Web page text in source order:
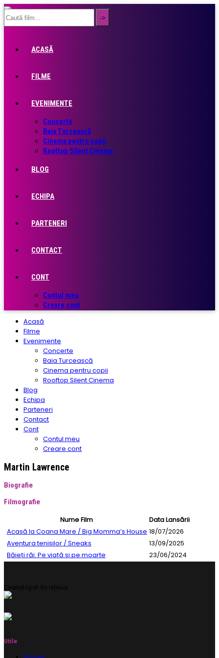
ACASĂ
FILME
EVENIMENTE
Concerte
Baia Turcească
Cinema pentru copii
Rooftop Silent Cinema
BLOG
ECHIPA
PARTENERI
CONTACT
CONT
Contul meu
Creare cont
Acasă
Filme
Evenimente
Concerte
Baia Turcească
Cinema pentru copii
Rooftop Silent Cinema
Blog
Echipa
Parteneri
Contact
Cont
Contul meu
Creare cont
Martin Lawrence
Biografie
Filmografie
Nume Film
Data Lansării
Acasă la Coana Mare / Big Momma’s House 18/07/2026
Aventura tenișilor / Sneaks
13/09/2025
Băieți răi: Pe viață și pe moarte
23/06/2024
Cinematograf din rețeaua
Utile